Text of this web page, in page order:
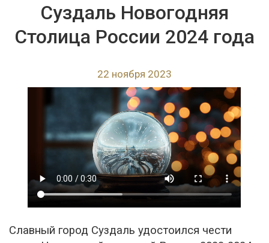
Суздаль Новогодняя
Столица России 2024 года
22 ноября 2023
Славный город Суздаль удостоился чести